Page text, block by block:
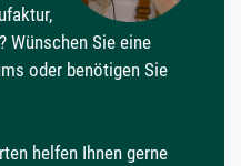
Wünschen Sie eine
oder benötigen Sie
helfen Ihnen gerne